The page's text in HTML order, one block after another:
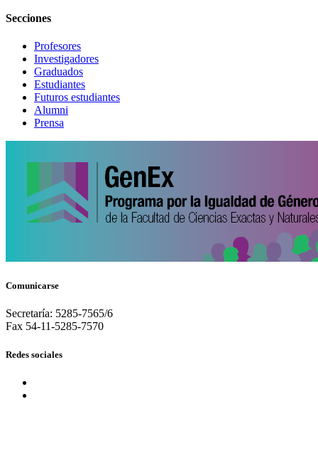
Secciones
Profesores
Investigadores
Graduados
Estudiantes
Futuros estudiantes
Alumni
Prensa
Comunicarse
Secretaría: 5285-7565/6
Fax 54-11-5285-7570
Redes sociales